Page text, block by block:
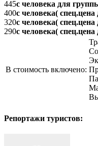
445с человека для
400с человека(
320с человека(
290с человека(
В стоимость включено:
Репортажи туристов: